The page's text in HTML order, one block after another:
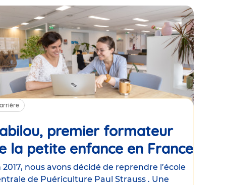
premier formateur
la petite enfance en France
2017, nous avons décidé de reprendre l’école
de Puériculture Paul Strauss . Une